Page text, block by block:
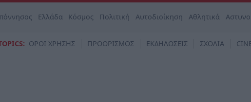
Ελλάδα Κόσμος Πολιτική Αυτοδιοίκηση Αθλητικά
ΟΡΟΙ ΧΡΗΣΗΣ ΠΡΟΟΡΙΣΜΟΣ ΕΚΔΗΛΩΣΕΙΣ ΣΧΟΛΙΑ